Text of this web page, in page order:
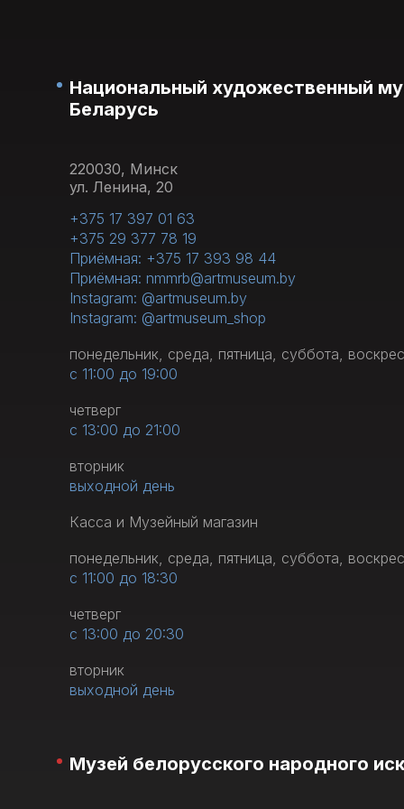
Национальный художественный
Беларусь
220030, Минск
ул. Ленина, 20
+375 17 397 01 63
+375 29 377 78 19
Приёмная: +375 17 393 98 44
Приёмная: nmmrb@artmuseum.by
Instagram: @artmuseum.by
Instagram: @artmuseum_shop
понедельник, среда, пятница, суббота,
с 11:00 до 19:00
четверг
с 13:00 до 21:00
вторник
выходной день
Касса и Музейный магазин
понедельник, среда, пятница, суббота,
с 11:00 до 18:30
четверг
с 13:00 до 20:30
вторник
выходной день
Музей белорусского народного